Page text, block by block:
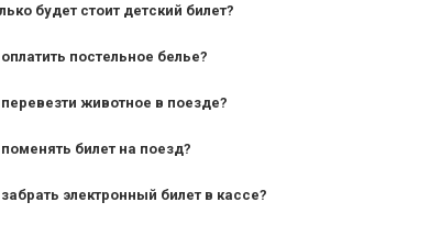
поездов дальнего следования — от 10 лет и старше;
будет стоит детский билет?
постельное белье?
перевезти животное в поезде?
билет на поезд?
электронный билет в кассе?